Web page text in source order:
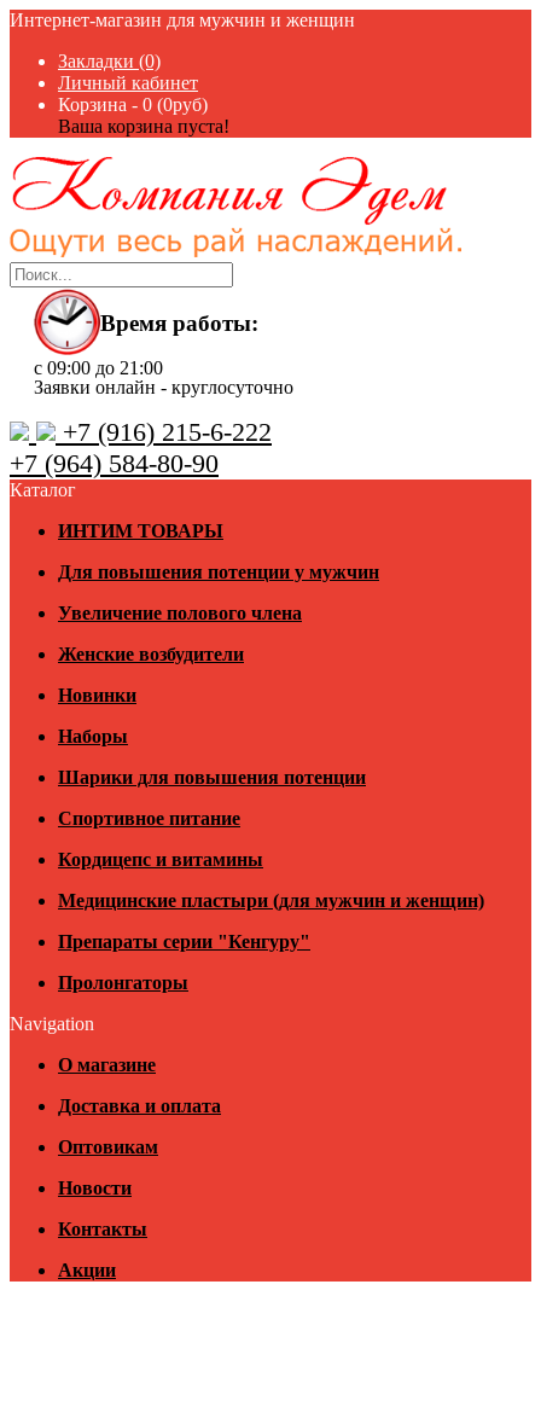
Интернет-магазин для мужчин и женщин
Закладки (0)
Личный кабинет
Корзина - 0 (0руб)
Ваша корзина пуста!
Время работы:
с 09:00 до 21:00
Заявки онлайн - круглосуточно
+7 (916) 215-6-222
+7 (964) 584-80-90
Каталог
ИНТИМ ТОВАРЫ
Для повышения потенции у мужчин
Увеличение полового члена
Женские возбудители
Новинки
Наборы
Шарики для повышения потенции
Спортивное питание
Кордицепс и витамины
Медицинские пластыри (для мужчин и женщин)
Препараты серии "Кенгуру"
Пролонгаторы
Navigation
О магазине
Доставка и оплата
Оптовикам
Новости
Контакты
Акции